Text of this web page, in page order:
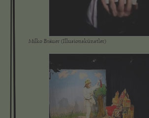
Milko Bräuer (Illusionskünstler)